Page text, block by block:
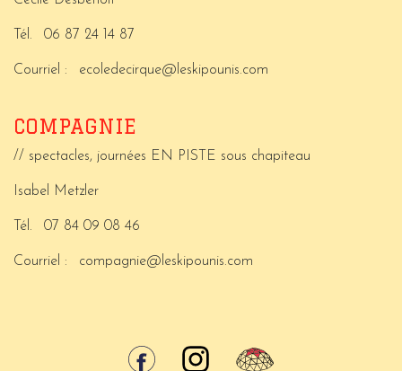
Tél. 06 87 24 14 87
Courriel : ecoledecirque@leskipounis.com
COMPAGNIE
// spectacles, journées EN PISTE sous chapiteau
Isabel Metzler
Tél. 07 84 09 08 46
Courriel : compagnie@leskipounis.com